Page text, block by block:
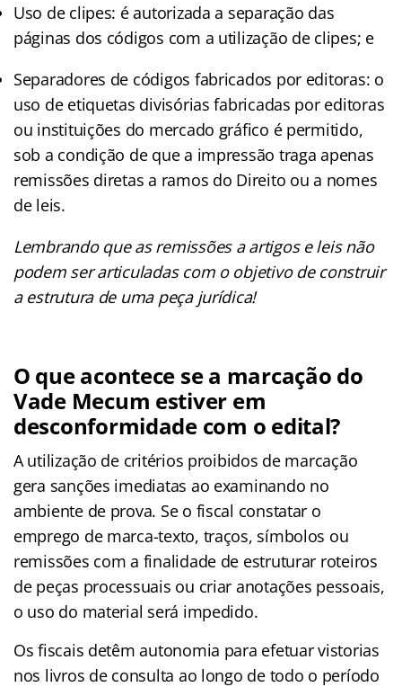
Uso de clipes: é autorizada a separação das
páginas dos códigos com a utilização de clipes; e
Separadores de códigos fabricados por editoras: o
uso de etiquetas divisórias fabricadas por editoras
ou instituições do mercado gráfico é permitido,
sob a condição de que a impressão traga apenas
remissões diretas a ramos do Direito ou a nomes
de leis.
Lembrando que as remissões a artigos e leis não
podem ser articuladas com o objetivo de construir
a estrutura de uma peça jurídica!
O que acontece se a marcação do
Vade Mecum estiver em
desconformidade com o edital?
A utilização de critérios proibidos de marcação
gera sanções imediatas ao examinando no
ambiente de prova. Se o fiscal constatar o
emprego de marca-texto, traços, símbolos ou
remissões com a finalidade de estruturar roteiros
de peças processuais ou criar anotações pessoais,
o uso do material será impedido.
Os fiscais detêm autonomia para efetuar vistorias
nos livros de consulta ao longo de todo o período